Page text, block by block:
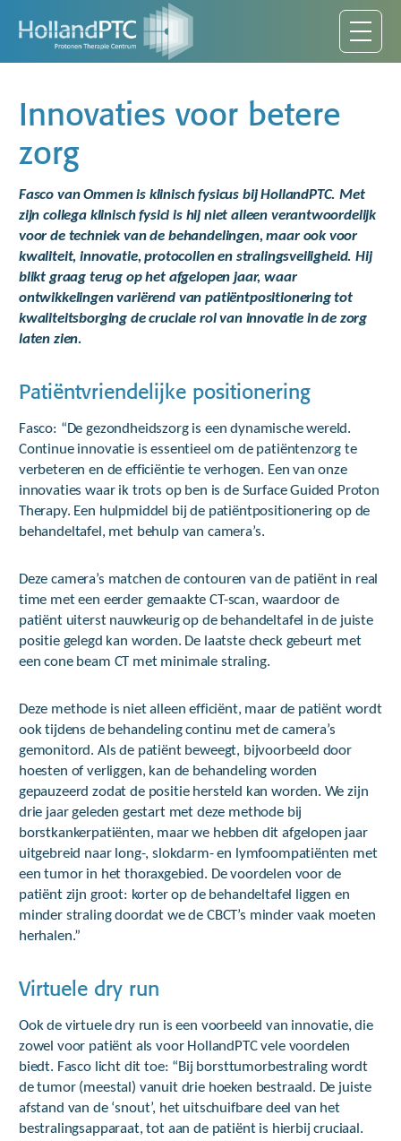
Innovaties voor betere
zorg
Fasco van Ommen is klinisch fysicus bij HollandPTC. Met
zijn collega klinisch fysici is hij niet alleen verantwoordelijk
voor de techniek van de behandelingen, maar ook voor
kwaliteit, innovatie, protocollen en stralingsveiligheid. Hij
blikt graag terug op het afgelopen jaar, waar
ontwikkelingen variërend van patiëntpositionering tot
kwaliteitsborging de cruciale rol van innovatie in de zorg
laten zien.
Patiëntvriendelijke positionering
Fasco: “De gezondheidszorg is een dynamische wereld.
Continue innovatie is essentieel om de patiëntenzorg te
verbeteren en de efficiëntie te verhogen. Een van onze
innovaties waar ik trots op ben is de Surface Guided Proton
Therapy. Een hulpmiddel bij de patiëntpositionering op de
behandeltafel, met behulp van camera’s.
Deze camera’s matchen de contouren van de patiënt in real
time met een eerder gemaakte CT-scan, waardoor de
patiënt uiterst nauwkeurig op de behandeltafel in de juiste
positie gelegd kan worden. De laatste check gebeurt met
een cone beam CT met minimale straling.
Deze methode is niet alleen efficiënt, maar de patiënt wordt
ook tijdens de behandeling continu met de camera’s
gemonitord. Als de patiënt beweegt, bijvoorbeeld door
hoesten of verliggen, kan de behandeling worden
gepauzeerd zodat de positie hersteld kan worden. We zijn
drie jaar geleden gestart met deze methode bij
borstkankerpatiënten, maar we hebben dit afgelopen jaar
uitgebreid naar long-, slokdarm- en lymfoompatiënten met
een tumor in het thoraxgebied. De voordelen voor de
patiënt zijn groot: korter op de behandeltafel liggen en
minder straling doordat we de CBCT’s minder vaak moeten
herhalen.”
Virtuele dry run
Ook de virtuele dry run is een voorbeeld van innovatie, die
zowel voor patiënt als voor HollandPTC vele voordelen
biedt. Fasco licht dit toe: “Bij borsttumorbestraling wordt
de tumor (meestal) vanuit drie hoeken bestraald. De juiste
afstand van de ‘snout’, het uitschuifbare deel van het
bestralingsapparaat, tot aan de patiënt is hierbij cruciaal.